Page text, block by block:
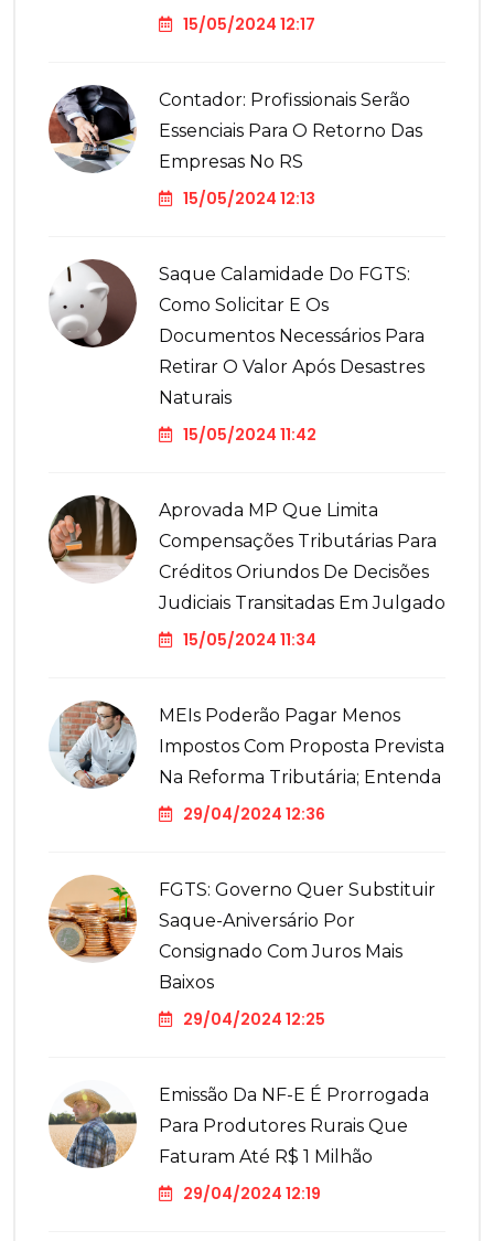
15/05/2024 12:17
Contador: Profissionais Serão
Essenciais Para O Retorno Das
Empresas No RS
15/05/2024 12:13
Saque Calamidade Do FGTS:
Como Solicitar E Os
Documentos Necessários Para
Retirar O Valor Após Desastres
Naturais
15/05/2024 11:42
Aprovada MP Que Limita
Compensações Tributárias Para
Créditos Oriundos De Decisões
Judiciais Transitadas Em Julgado
15/05/2024 11:34
MEIs Poderão Pagar Menos
Impostos Com Proposta Prevista
Na Reforma Tributária; Entenda
29/04/2024 12:36
FGTS: Governo Quer Substituir
Saque-Aniversário Por
Consignado Com Juros Mais
Baixos
29/04/2024 12:25
Emissão Da NF-E É Prorrogada
Para Produtores Rurais Que
Faturam Até R$ 1 Milhão
29/04/2024 12:19